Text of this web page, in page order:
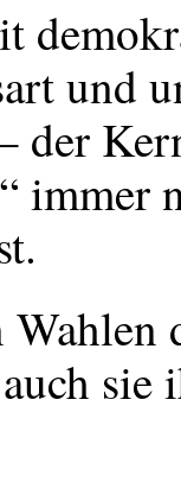
und
der
immer
sie